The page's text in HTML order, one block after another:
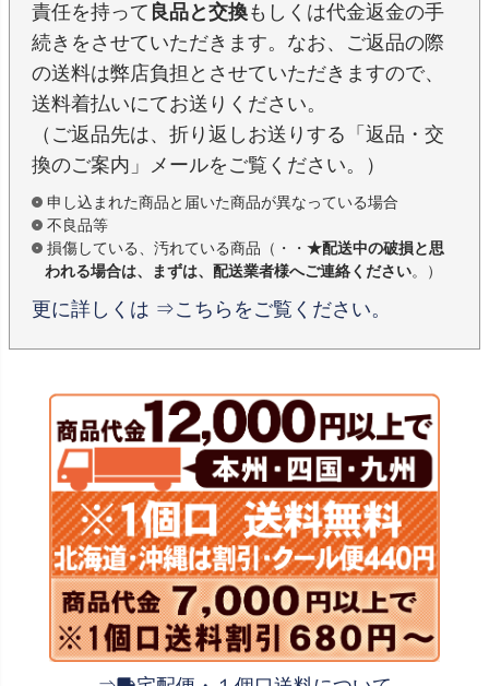
責任を持って 良品と交換もしくは代金返金の手
続きをさせていただきます。なお、ご返品の際
の送料は弊店負担とさせていただきますので、
送料着払いにてお送りください。
（ご返品先は、折り返しお送りする「返品・交
換のご案内」メールをご覧ください。）
申し込まれた商品と届いた商品が異なっている場合
不良品等
損傷している、汚れている商品（・・ ★配送中の破損と思
われる場合は、まずは、配送業者様へご連絡ください。）
更に詳しくは ⇒こちらをご覧ください。